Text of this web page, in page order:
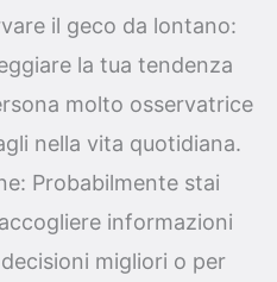
il geco da lontano:
la tua tendenza
molto osservatrice
nella vita quotidiana.
Probabilmente stai
informazioni
migliori o per